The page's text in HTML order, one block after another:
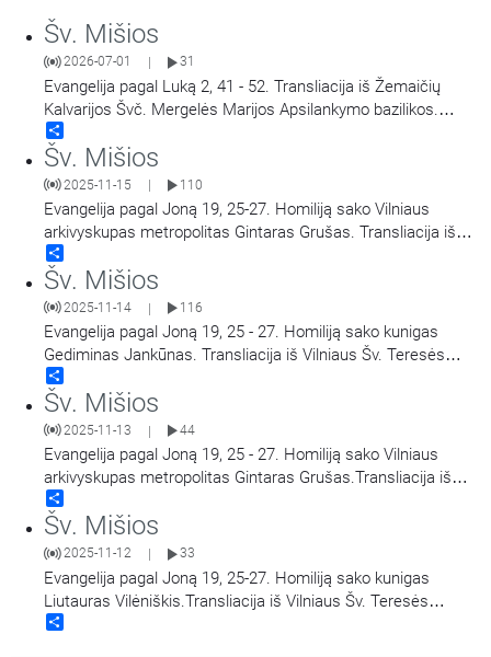
Šv. Mišios
2026-07-01 31
Evangelija pagal Luką 2, 41 - 52. Transliacija iš Žemaičių
Kalvarijos Švč. Mergelės Marijos Apsilankymo bazilikos.
Didieji Žemaičių Kalvarijos atllaidai. Šv. Mišias aukoja arkiv.
Šv. Mišios
2025-11-15 110
Evangelija pagal Joną 19, 25-27. Homiliją sako Vilniaus
arkivyskupas metropolitas Gintaras Grušas. Transliacija iš
Vilniaus Šv. Teresės bažnyčios. Aušros Vartų Švč. Mergelės
Marijos Gailestingumo Motinos atlaidai.
Šv. Mišios
2025-11-14 | 116
Evangelija pagal Joną 19, 25 - 27. Homiliją sako kunigas
Gediminas Jankūnas. Transliacija iš Vilniaus Šv. Teresės
bažnyčios. Aušros Vartų Švč. Mergelės Marijos
Gailestingumo Motinos atlaidai.
Šv. Mišios
2025-11-13 | 44
Evangelija pagal Joną 19, 25 - 27. Homiliją sako Vilniaus
arkivyskupas metropolitas Gintaras Grušas.Transliacija iš
Vilniaus Šv. Teresės bažnyčios. Aušros Vartų Švč. Mergelės
Marijos Gailestingumo Motinos atlaidai.
Šv. Mišios
2025-11-12 33
Evangelija pagal Joną 19, 25-27. Homiliją sako kunigas
Liutauras Vilėniškis.Transliacija iš Vilniaus Šv. Teresės
bažnyčios. Aušros Vartų Švč. Mergelės Marijos